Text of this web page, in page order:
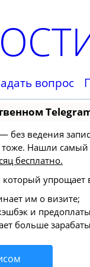
вопрос
— без ведения
тоже. Нашли
бесплатно.
который упрощает
им о визите;
и
больше